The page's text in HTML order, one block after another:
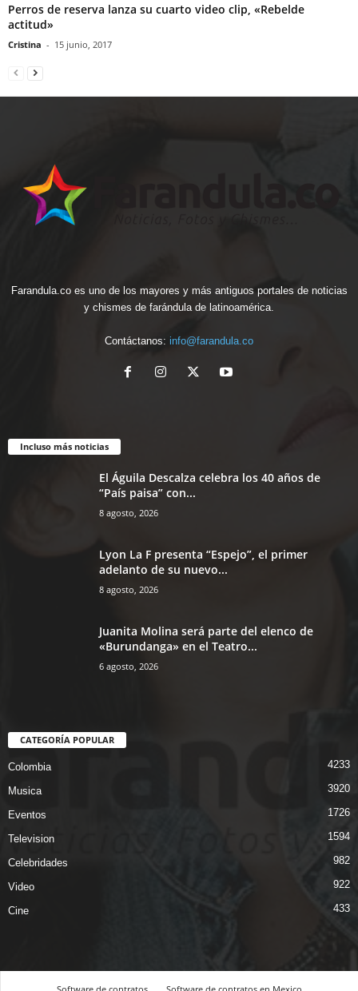
Perros de reserva lanza su cuarto video clip, «Rebelde
actitud»
Cristina - 15 junio, 2017
Farandula.co es uno de los mayores y más antiguos portales de noticias
y chismes de farándula de latinoamérica.
Contáctanos: info@farandula.co
Incluso más noticias
El Águila Descalza celebra los 40 años de
“País paisa” con...
8 agosto, 2026
Lyon La F presenta “Espejo”, el primer
adelanto de su nuevo...
8 agosto, 2026
Juanita Molina será parte del elenco de
«Burundanga» en el Teatro...
6 agosto, 2026
CATEGORÍA POPULAR
Colombia 4233
Musica 3920
Eventos 1726
Television 1594
Celebridades 982
Video 922
Cine 433